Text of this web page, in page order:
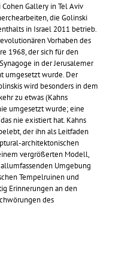
Gallery in Tel Aviv
die Golinski
in Israel 2011 betrieb.
Vorhaben des
1968, der sich für den
in der Jerusalemer
umgesetzt wurde. Der
wird besonders in dem
zu etwas (Kahns
umgesetzt wurde; eine
nie existiert hat. Kahns
der ihn als Leitfaden
architektonischen
vergrößerten Modell,
Umgebung
Tempelruinen und
Erinnerungen an den
des